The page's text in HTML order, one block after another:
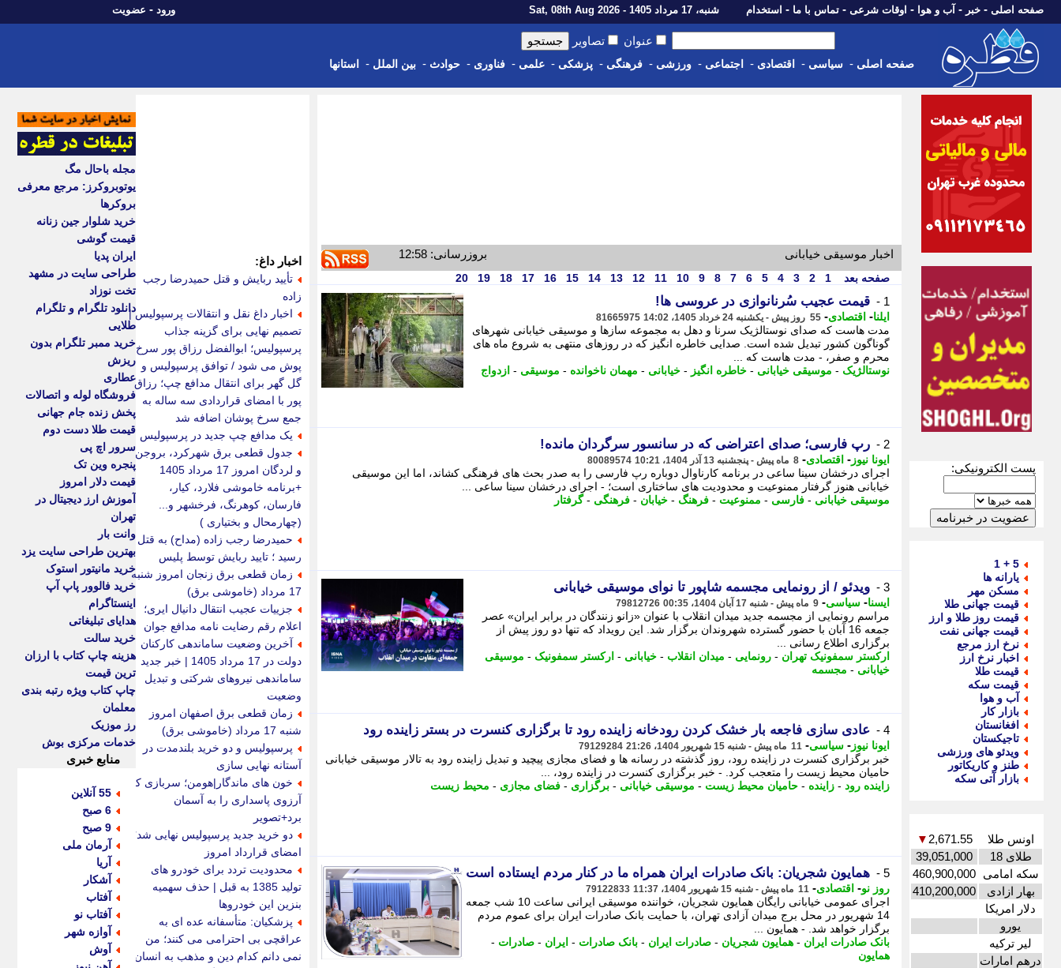
صفحه اصلی - خبر - آب و هوا - اوقات شرعی - تماس با ما - استخدام شنبه، 17 مرداد 1405 - Sat, 08th Aug 2026 ورود - عضویت
عنوان تصاویر
صفحه اصلی - سیاسی - اقتصادی - اجتماعی - ورزشی - فرهنگی - پزشکی - علمی - فناوری - حوادث - بین الملل - استانها
پست الکترونیکی:
5 + 1
یارانه ها
مسکن مهر
قیمت جهانی طلا
قیمت روز طلا و ارز
قیمت جهانی نفت
نرخ ارز مرجع
اخبار نرخ ارز
قیمت طلا
قیمت سکه
آب و هوا
بازار کار
افغانستان
تاجیکستان
ویدئو های ورزشی
طنز و کاریکاتور
بازار آتی سکه
اونس طلا 2,671.55
▼
طلای 18
39,051,000
سکه امامی 460,900,000
بهار ازادی
410,200,000
دلار امریکا
یورو
لیر ترکیه
درهم امارات
اخبار موسیقی خیابانی بروزرسانی: 12:58
صفحه بعد 1
2
3
4
5
6
7
8
9
10
11
12
13
14
15
16
17
18
19
20
1 - قیمت عجیب سُرنانوازی در عروسی ها!
ایلنا- اقتصادی- 55 روز پیش - یکشنبه 24 خرداد 1405، 14:02 81665975
مدت هاست که صدای نوستالژیک سرنا و دهل به مجموعه سازها و موسیقی خیابانی شهرهای
گوناگون کشور تبدیل شده است. صدایی خاطره انگیز که در روزهای منتهی به شروع ماه های
محرم و صفر، - مدت هاست که ...
نوستالژیک - موسیقی خیابانی - خاطره انگیز - خیابانی - مهمان ناخوانده - موسیقی - ازدواج
2 - رپ فارسی؛ صدای اعتراضی که در سانسور سرگردان مانده!
ایونا نیوز - اقتصادی- 8 ماه پیش - پنجشنبه 13 آذر 1404، 10:21 80089574
اجرای درخشان سینا ساعی در برنامه کارناوال دوباره رپ فارسی را به صدر بحث های فرهنگی کشاند، اما این موسیقی
خیابانی هنوز گرفتار ممنوعیت و محدودیت های ساختاری است؛ - اجرای درخشان سینا ساعی ...
موسیقی خیابانی - فارسی - ممنوعیت - فرهنگ - خیابان - فرهنگی -گرفتار
3 - ویدئو / از رونمایی مجسمه شاپور تا نوای موسیقی خیابانی
ایسنا- سیاسی- 9 ماه پیش - شنبه 17 آبان 1404، 00:35 79812726
مراسم رونمایی از مجسمه جدید میدان انقلاب با عنوان «زانو زنندگان در برابر ایران» عصر
جمعه 16 آبان با حضور گسترده شهروندان برگزار شد. این رویداد که تنها دو روز پیش از
برگزاری اطلاع رسانی ...
ارکستر سمفونیک تهران - رونمایی - میدان انقلاب - خیابانی - ارکستر سمفونیک - موسیقی
خیابانی - مجسمه
4 - عادی سازی فاجعه بار خشک کردن رودخانه زاینده رود تا برگزاری کنسرت در بستر زاینده رود
ایونا نیوز - سیاسی- 11 ماه پیش - شنبه 15 شهریور 1404، 21:26 79129284
خبر برگزاری کنسرت در زاینده رود، روز گذشته در رسانه ها و فضای مجازی پیچید و تبدیل زاینده رود به تالار موسیقی خیابانی
حامیان محیط زیست را متعجب کرد. - خبر برگزاری کنسرت در زاینده رود، ...
زاینده رود - زاینده - حامیان محیط زیست - موسیقی خیابانی - برگزاری - فضای مجازی - محیط زیست
5 - همایون شجریان: بانک صادرات ایران همراه ما در کنار مردم ایستاده است
روز نو- اقتصادی- 11 ماه پیش - شنبه 15 شهریور 1404، 11:37 79122833
​اجرای عمومی خیابانی رایگان همایون شجریان، خواننده موسیقی ایرانی ساعت 10 شب جمعه
14 شهریور در محل برج میدان آزادی تهران، با حمایت بانک صادرات ایران برای عموم مردم
برگزار خواهد شد. - همایون ...
بانک صادرات ایران - همایون شجریان - صادرات ایران - بانک صادرات - ایران - صادرات -
همایون
اخبار داغ:
تأیید ربایش و قتل حمیدرضا رجب
زاده
اخبار داغ نقل و انتقالات پرسپولیس |
تصمیم نهایی برای گزینه جذاب
پرسپولیس؛ ابوالفضل رزاق پور سرخ
پوش می شود / توافق پرسپولیس و
گل گهر برای انتقال مدافع چپ؛ رزاق
پور با امضای قراردادی سه ساله به
جمع سرخ پوشان اضافه شد
یک مدافع چپ جدید در پرسپولیس
جدول قطعی برق شهرکرد، بروجن
و لردگان امروز 17 مرداد 1405
+برنامه خاموشی فلارد، کیار،
فارسان، کوهرنگ، فرخشهر و...
(چهارمحال و بختیاری )
حمیدرضا رجب زاده (مداح) به قتل
رسید ؛ تایید ربایش توسط پلیس
زمان قطعی برق زنجان امروز شنبه
17 مرداد (خاموشی برق)
جزییات عجیب انتقال دانیال ایری؛
اعلام رقم رضایت نامه مدافع جوان
آخرین وضعیت ساماندهی کارکنان
دولت در 17 مرداد 1405 | خبر جدید
ساماندهی نیروهای شرکتی و تبدیل
وضعیت
زمان قطعی برق اصفهان امروز
شنبه 17 مرداد (خاموشی برق)
پرسپولیس و دو خرید بلندمدت در
آستانه نهایی سازی
خون های ماندگار|هومن؛ سربازی که
آرزوی پاسداری را به آسمان
برد+تصویر
دو خرید جدید پرسپولیس نهایی شد؛
امضای قرارداد امروز
محدودیت تردد برای خودرو های
تولید 1385 به قبل | حذف سهمیه
بنزین این خودروها
پزشکیان: متأسفانه عده ای به
عراقچی بی احترامی می کنند؛ من
نمی دانم کدام دین و مذهب به انسان
مجله باحال مگ
یوتوبروکرز: مرجع معرفی
بروکرها
خرید شلوار جین زنانه
قیمت گوشی
ایران پدیا
طراحی سایت در مشهد
تخت نوزاد
دانلود تلگرام و تلگرام
طلایی
خرید ممبر تلگرام بدون
ریزش
عطاری
فروشگاه لوله و اتصالات
پخش زنده جام جهانی
قیمت طلا دست دوم
سرور اچ پی
پنجره وین تک
قیمت دلار امروز
آموزش ارز دیجیتال در
تهران
وانت بار
بهترین طراحی سایت یزد
خرید مانیتور استوک
خرید فالوور پاپ آپ
اینستاگرام
هدایای تبلیغاتی
خرید سالت
هزینه چاپ کتاب با ارزان
ترین قیمت
چاپ کتاب ویژه رتبه بندی
معلمان
رز موزیک
خدمات مرکزی بوش
منابع خبری
55 آنلاین
6 صبح
9 صبح
آرمان ملی
آریا
آشکار
آفتاب
آفتاب نو
آوازه شهر
آوش